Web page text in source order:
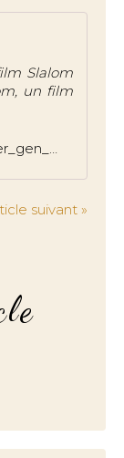
Slalom
un film
https://www.allocine.fr/video/player_gen_cmedia=19590082&cfilm=271068.html
suivant »